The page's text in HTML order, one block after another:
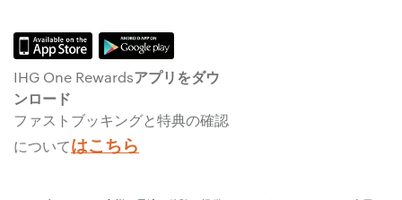
IHG One Rewardsアプリをダウ
ンロード
ファストブッキングと特典の確認
についてはこちら